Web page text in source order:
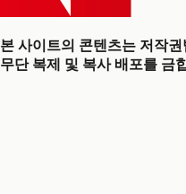
본 사이트의 콘텐츠는 저작
무단 복제 및 복사 배포를 금